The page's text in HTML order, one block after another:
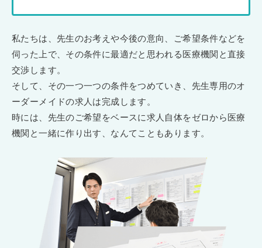
私たちは、先生のお考えや今後の意向、ご希望条件などを
伺った上で、その条件に最適だと思われる医療機関と直接
交渉します。
そして、その一つ一つの条件をつめていき、先生専用のオ
ーダーメイドの求人は完成します。
時には、先生のご希望をベースに求人自体をゼロから医療
機関と一緒に作り出す、なんてこともあります。